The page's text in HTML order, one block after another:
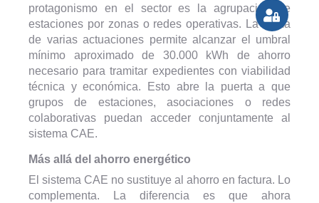
protagonismo en el sector es la agrupación de
estaciones por zonas o redes operativas. La suma
de varias actuaciones permite alcanzar el umbral
mínimo aproximado de 30.000 kWh de ahorro
necesario para tramitar expedientes con viabilidad
técnica y económica. Esto abre la puerta a que
grupos de estaciones, asociaciones o redes
colaborativas puedan acceder conjuntamente al
sistema CAE.
Más allá del ahorro energético
El sistema CAE no sustituye al ahorro en factura. Lo
complementa. La diferencia es que ahora